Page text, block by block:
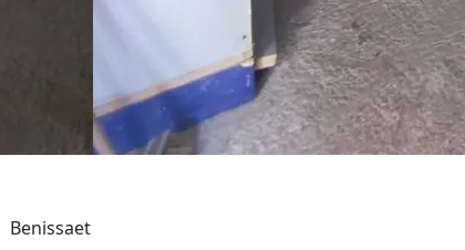
Benissaet